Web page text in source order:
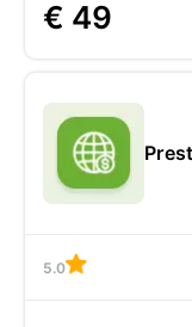
€ 49
5.0